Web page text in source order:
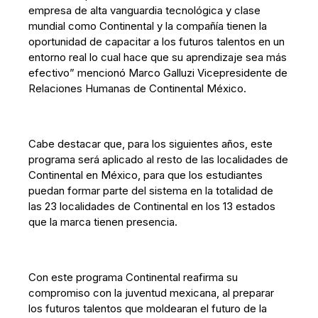
empresa de alta vanguardia tecnológica y clase
mundial como Continental y la compañía tienen la
oportunidad de capacitar a los futuros talentos en un
entorno real lo cual hace que su aprendizaje sea más
efectivo” mencionó Marco Galluzi Vicepresidente de
Relaciones Humanas de Continental México.
Cabe destacar que, para los siguientes años, este
programa será aplicado al resto de las localidades de
Continental en México, para que los estudiantes
puedan formar parte del sistema en la totalidad de
las 23 localidades de Continental en los 13 estados
que la marca tienen presencia.
Con este programa Continental reafirma su
compromiso con la juventud mexicana, al preparar
los futuros talentos que moldearan el futuro de la